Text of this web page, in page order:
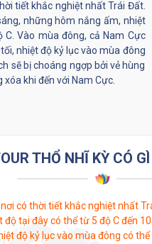
tiết khắc nghiệt nhất Trái Đất.
những hôm nắng ấm, nhiệt
Vào mùa đông, cả Nam Cực
nhiệt độ kỷ lục vào mùa đông
sẽ bị choáng ngợp bởi vẻ hùng
khi đến với Nam Cực.
THỔ NHĨ KỲ CÓ
có thời tiết khắc nghiệt nhất
tại đây có thể từ 5 độ C đến
độ kỷ lục vào mùa đông có